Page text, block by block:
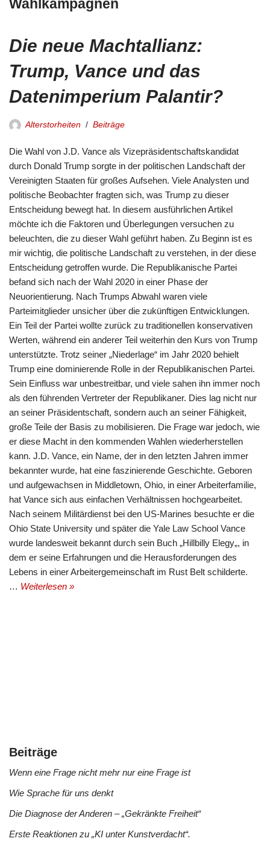
Wahlkampagnen
Die neue Machtallianz:
Trump, Vance und das
Datenimperium Palantir?
Alterstorheiten Beiträge
Die Wahl von J.D. Vance als Vizepräsidentschaftskandidat
durch Donald Trump sorgte in der politischen Landschaft der
Vereinigten Staaten für großes Aufsehen. Viele Analysten und
politische Beobachter fragten sich, was Trump zu dieser
Entscheidung bewegt hat. In diesem ausführlichen Artikel
möchte ich die Faktoren und Überlegungen versuchen zu
beleuchten, die zu dieser Wahl geführt haben. Zu Beginn ist es
mir wichtig, die politische Landschaft zu verstehen, in der diese
Entscheidung getroffen wurde. Die Republikanische Partei
befand sich nach der Wahl 2020 in einer Phase der
Neuorientierung. Nach Trumps Abwahl waren viele
Parteimitglieder unsicher über die zukünftigen Entwicklungen.
Ein Teil der Partei wollte zurück zu traditionellen konservativen
Werten, während ein anderer Teil weiterhin den Kurs von Trump
unterstützte. Trotz seiner „Niederlage“ im Jahr 2020 behielt
Trump eine dominierende Rolle in der Republikanischen Partei.
Sein Einfluss war unbestreitbar, und viele sahen ihn immer noch
als den führenden Vertreter der Republikaner. Dies lag nicht nur
an seiner Präsidentschaft, sondern auch an seiner Fähigkeit,
große Teile der Basis zu mobilisieren. Die Frage war jedoch, wie
er diese Macht in den kommenden Wahlen wiederherstellen
kann. J.D. Vance, ein Name, der in den letzten Jahren immer
bekannter wurde, hat eine faszinierende Geschichte. Geboren
und aufgewachsen in Middletown, Ohio, in einer Arbeiterfamilie,
hat Vance sich aus einfachen Verhältnissen hochgearbeitet.
Nach seinem Militärdienst bei den US-Marines besuchte er die
Ohio State University und später die Yale Law School Vance
wurde landesweit bekannt durch sein Buch „Hillbilly Elegy„, in
dem er seine Erfahrungen und die Herausforderungen des
Lebens in einer Arbeitergemeinschaft im Rust Belt schilderte.
… Weiterlesen »
Beiträge
Wenn eine Frage nicht mehr nur eine Frage ist
Wie Sprache für uns denkt
Die Diagnose der Anderen – „Gekränkte Freiheit“
Erste Reaktionen zu „KI unter Kunstverdacht“.